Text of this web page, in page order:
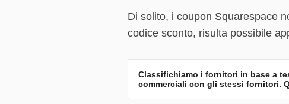
Di solito, i coupon Squarespace
codice sconto, risulta possibile
Classifichiamo i fornitori in base a
commerciali con gli stessi fornitori.